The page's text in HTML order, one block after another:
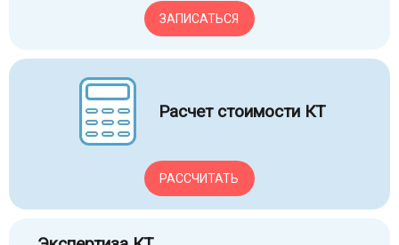
ЗАПИСАТЬСЯ
Расчет стоимости КТ
РАССЧИТАТЬ